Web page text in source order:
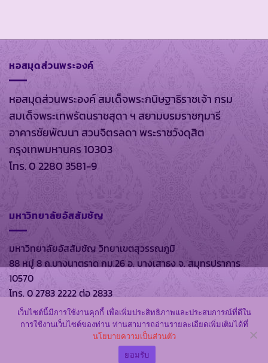
หอสมุดส่วนพระองค์
หอสมุดส่วนพระองค์ สมเด็จพระกนิษฐาธิราชเจ้า กรม
สมเด็จพระเทพรัตนราชสุดา ฯ สยามบรมราชกุมารี
อาคารชัยพัฒนา สวนจิตรลดา พระราชวังดุสิต
กรุงเทพมหานคร 10303
โทร. 0 2280 3581-9
มหาวิทยาลัยอัสสัมชัญ
มหาวิทยาลัยอัสสัมชัญ วิทยาเขตสุวรรณภูมิ
88 หมู่ 8 ถ.บางนาตราด กม.26 อ. บางเสาธง จ. สมุทรปราการ
10570
โทร. 0 2783 2222 ต่อ 2833
สงวนลิขสิทธิ์ พ.ศ. 2569 ตาม พรบ.ลิขสิทธิ์ พ.ศ. 2537 โดย
และมหาวิทยาลัยอัสสัมชัญ
เว็บไซต์นี้มีการใช้งานคุกกี้ เพื่อเพิ่มประสิทธิภาพและประสบการณ์ที่ดีใน
การใช้งานเว็บไซต์ของท่าน ท่านสามารถอ่านรายละเอียดเพิ่มเติมได้ที่
นโยบายความเป็นส่วนตัว
ยอมรับ